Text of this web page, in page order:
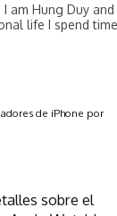
I am Hung Duy
life I spend
de iPhone por
sobre el